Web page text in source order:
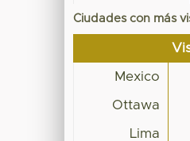
Ciudades con más
Mexico
Ottawa
Lima